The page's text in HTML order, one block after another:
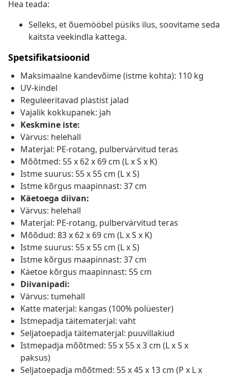
Hea teada:
Selleks, et õuemööbel püsiks ilus, soovitame seda
kaitsta veekindla kattega.
Spetsifikatsioonid
Maksimaalne kandevõime (istme kohta): 110 kg
UV-kindel
Reguleeritavad plastist jalad
Vajalik kokkupanek: jah
Keskmine iste:
Värvus: helehall
Materjal: PE-rotang, pulbervärvitud teras
Mõõtmed: 55 x 62 x 69 cm (L x S x K)
Istme suurus: 55 x 55 cm (L x S)
Istme kõrgus maapinnast: 37 cm
Käetoega diivan:
Värvus: helehall
Materjal: PE-rotang, pulbervärvitud teras
Mõõdud: 83 x 62 x 69 cm (L x S x K)
Istme suurus: 55 x 55 cm (L x S)
Istme kõrgus maapinnast: 37 cm
Käetoe kõrgus maapinnast: 55 cm
Diivanipadi:
Värvus: tumehall
Katte materjal: kangas (100% polüester)
Istmepadja täitematerjal: vaht
Seljatoepadja täitematerjal: puuvillakiud
Istmepadja mõõtmed: 55 x 55 x 3 cm (L x S x
paksus)
Seljatoepadja mõõtmed: 55 x 45 x 13 cm (P x L x